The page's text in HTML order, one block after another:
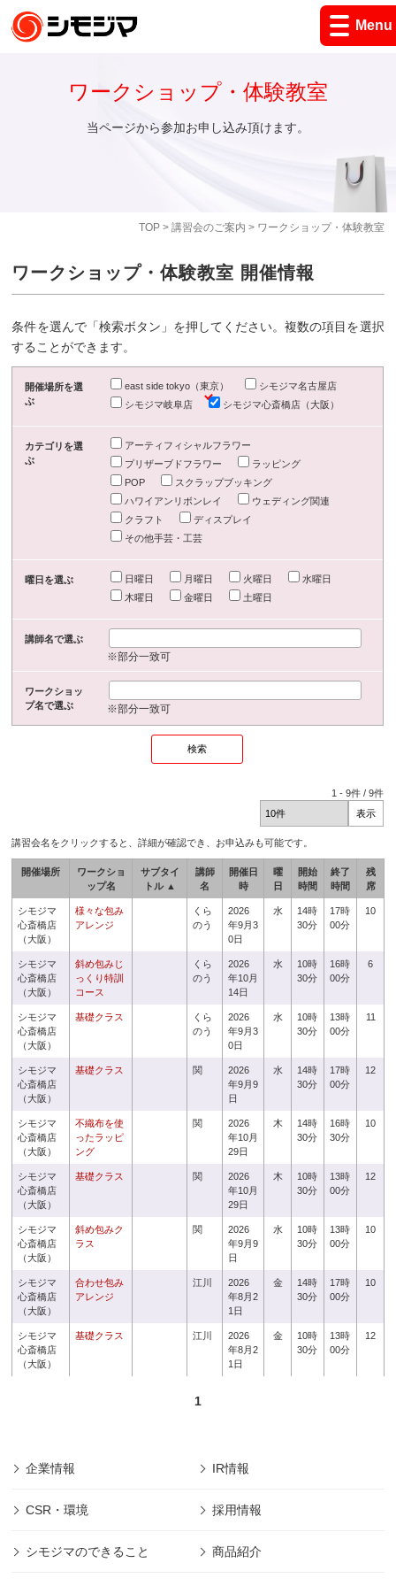
Menu
TOP> 講習会のご案内 > ワークショップ・体験教室
ワークショップ・体験教室
当ページから参加お申し込み頂けます。
ワークショップ・体験教室 開催情報
条件を選んで「検索ボタン」を押してください。複数の項目を選択
することができます。
開催場所を選
ぶ
east side tokyo（東京）
シモジマ名古屋店
シモジマ岐阜店
シモジマ心斎橋店（大阪）
カテゴリを選
ぶ
アーティフィシャルフラワー
プリザーブドフラワー
ラッピング
POP
スクラップブッキング
ハワイアンリボンレイ
ウェディング関連
クラフト
ディスプレイ
その他手芸・工芸
曜日を選ぶ 日曜日 月曜日 火曜日
水曜日
木曜日
金曜日 土曜日
講師名で選ぶ
※部分一致可
ワークショッ
プ名で選ぶ
※部分一致可
1 -9件 /9件
講習会名をクリックすると、詳細が確認でき、お申込みも可能です。
開催場所
ワークショ
ップ名
サブタイ
トル ▲
講師
名
開催日
時
曜
日
開始
時間
終了
時間
残
席
シモジマ
心斎橋店
（大阪）
様々な包み
アレンジ
くら
のう
2026
年9月3
0日
水
14時
30分
17時
00分
10
シモジマ
心斎橋店
（大阪）
斜め包みじ
っくり特訓
コース
くら
のう
2026
年10月
14日
水
10時
30分
16時
00分
6
シモジマ
心斎橋店
（大阪）
基礎クラス
くら
のう
2026
年9月3
0日
水
10時
30分
13時
00分
11
シモジマ
心斎橋店
（大阪）
基礎クラス 関
2026
年9月9
日
水
14時
30分
17時
00分
12
シモジマ
心斎橋店
（大阪）
不織布を使
ったラッピ
ング
関
2026
年10月
29日
木
14時
30分
16時
30分
10
シモジマ
心斎橋店
（大阪）
基礎クラス 関
2026
年10月
29日
木
10時
30分
13時
00分
12
シモジマ
心斎橋店
（大阪）
斜め包みク
ラス
関
2026
年9月9
日
水
10時
30分
13時
00分
10
シモジマ
心斎橋店
（大阪）
合わせ包み
アレンジ
江川
2026
年8月2
1日
金
14時
30分
17時
00分
10
シモジマ
心斎橋店
（大阪）
基礎クラス 江川
2026
年8月2
1日
金
10時
30分
13時
00分
12
1
企業情報 IR情報
CSR・環境 採用情報
シモジマのできること 商品紹介